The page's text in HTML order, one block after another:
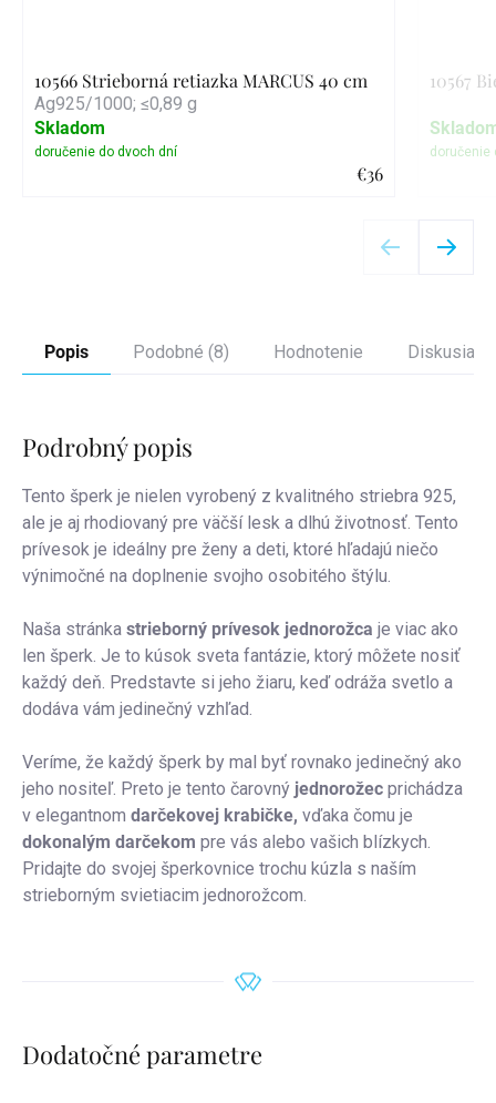
10566 Strieborná retiazka MARCUS 40 cm
Ag925/1000; ≤0,89 g
€36
Skladom
10567
Popis Podobné (8) Hodnotenie Diskusia
Podrobný popis
Tento šperk je nielen vyrobený z kvalitného striebra 925,
ale je aj rhodiovaný pre väčší lesk a dlhú životnosť. Tento
prívesok je ideálny pre ženy a deti, ktoré hľadajú niečo
výnimočné na doplnenie svojho osobitého štýlu.
Naša stránka strieborný prívesok jednorožca je viac ako
len šperk. Je to kúsok sveta fantázie, ktorý môžete nosiť
každý deň. Predstavte si jeho žiaru, keď odráža svetlo a
dodáva vám jedinečný vzhľad.
Veríme, že každý šperk by mal byť rovnako jedinečný ako
jeho nositeľ. Preto je tento čarovný jednorožec prichádza
v elegantnom darčekovej krabičke, vďaka čomu je
dokonalým darčekom pre vás alebo vašich blízkych.
Pridajte do svojej šperkovnice trochu kúzla s naším
strieborným svietiacim jednorožcom.
Dodatočné parametre